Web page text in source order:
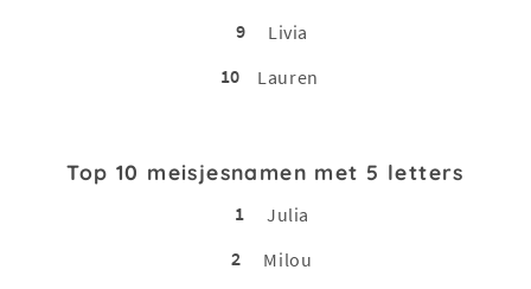
9
Livia
10
Lauren
Top 10 meisjesnamen met 5 letters
1
Julia
2
Milou